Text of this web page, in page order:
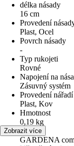
délka násady
16 cm
Provedení
Plast, Ocel
Povrch násady
-
Typ rukojeti
Rovné
Napojení na
Zásuvný systém
Provedení nářadí
Plast, Kov
Hmotnost
0,19 kg
Normy
GARDENA
Zobrazit více